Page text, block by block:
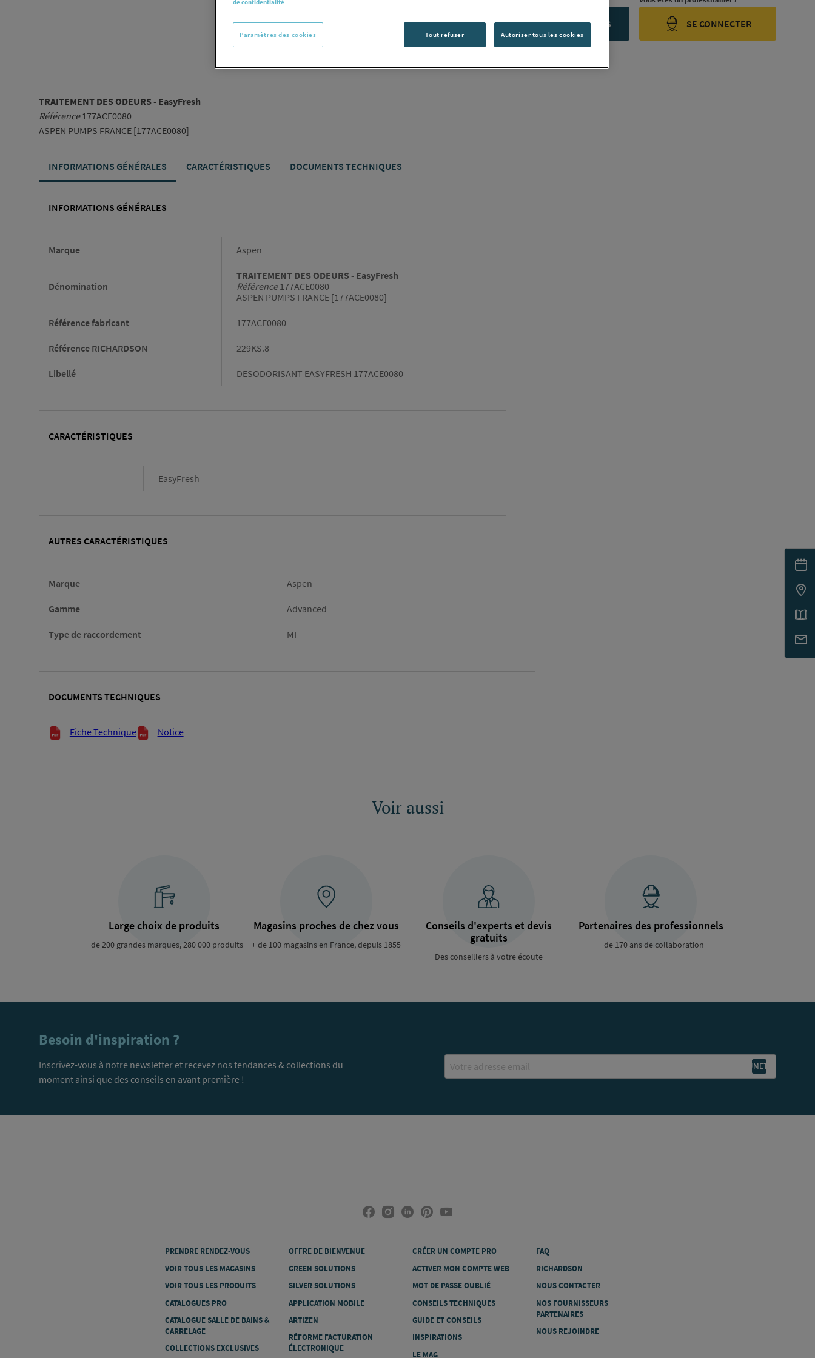
CONTACTEZ-NOUS SE CONNECTER
TRAITEMENT DES ODEURS - EasyFresh
Référence177ACE0080
ASPEN PUMPS FRANCE [177ACE0080]
INFORMATIONS GÉNÉRALES CARACTÉRISTIQUES DOCUMENTS TECHNIQUES
INFORMATIONS GÉNÉRALES
Marque Aspen
Dénomination
TRAITEMENT DES ODEURS - EasyFresh
Référence177ACE0080
ASPEN PUMPS FRANCE [177ACE0080]
Référence fabricant 177ACE0080
Référence RICHARDSON 229KS.8
Libellé DESODORISANT EASYFRESH 177ACE0080
CARACTÉRISTIQUES
EasyFresh
AUTRES CARACTÉRISTIQUES
Marque Marque
Aspen
Gamme Gamme
Advanced
Type de raccordement
Type
MF
DOCUMENTS TECHNIQUES
Documents techniques
Fiche Technique Notice
Voir aussi
Large choix de produits
+ de 200 grandes marques, 280 000 produits
Magasins proches de chez vous
+ de 100 magasins en France, depuis 1855
Conseils d'experts et devis
gratuits
Des conseillers à votre écoute
Partenaires des professionnels
+ de 170 ans de collaboration
Besoin d'inspiration ?
Inscrivez-vous à notre newsletter et recevez nos tendances & collections du
moment ainsi que des conseils en avant première !
PRENDRE RENDEZ-VOUS
VOIR TOUS LES MAGASINS
VOIR TOUS LES PRODUITS
CATALOGUES PRO
CATALOGUE SALLE DE BAINS &
CARRELAGE
COLLECTIONS EXCLUSIVES
OFFRE DE BIENVENUE
GREEN SOLUTIONS
SILVER SOLUTIONS
APPLICATION MOBILE
ARTIZEN
RÉFORME FACTURATION
ÉLECTRONIQUE
CRÉER UN COMPTE PRO
ACTIVER MON COMPTE WEB
MOT DE PASSE OUBLIÉ
CONSEILS TECHNIQUES
GUIDE ET CONSEILS
INSPIRATIONS
LE MAG
FAQ
RICHARDSON
NOUS CONTACTER
NOS FOURNISSEURS
PARTENAIRES
NOUS REJOINDRE
Tout refuser Autoriser tous les cookies
Paramètres des cookies